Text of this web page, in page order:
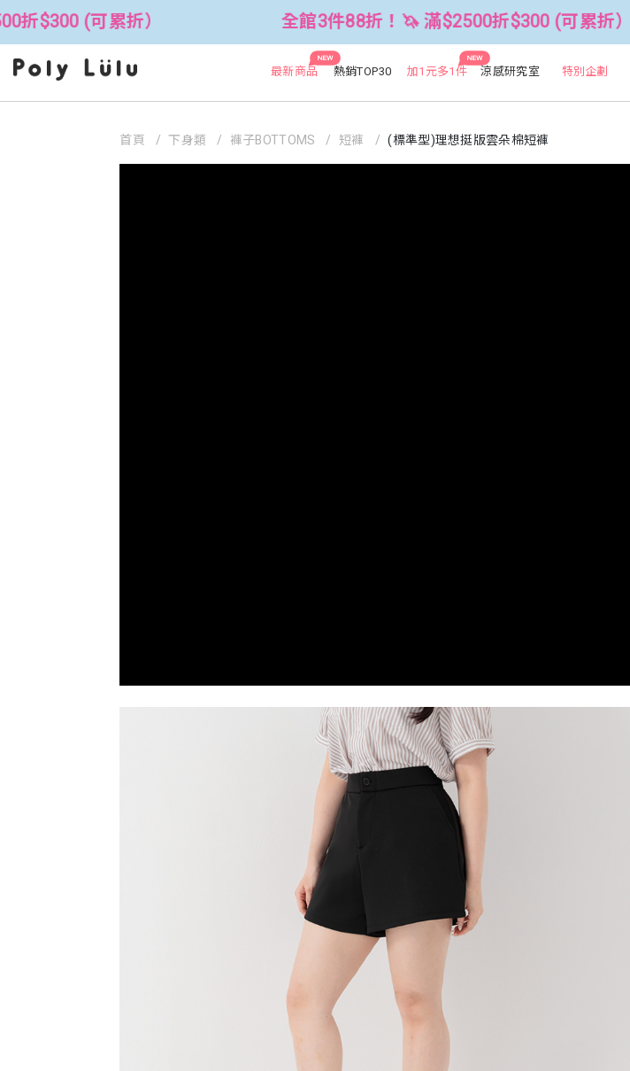
累折） 全館3件88折！🦄 滿$2500折$300 (可累折）
NEW
最新商品 熱銷TOP30
NEW
加1元多1件 涼感研究室 特別企劃
首頁 下身類 褲子BOTTOMS 短褲 (標準型)理想挺版雲朵棉短褲